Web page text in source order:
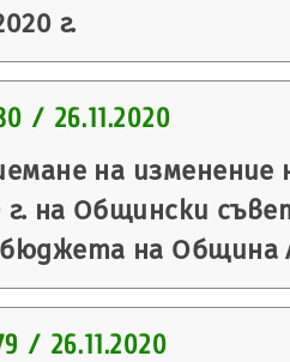
г.
/ 26.11.2020
на
г. на Общински
на Община
/ 26.11.2020